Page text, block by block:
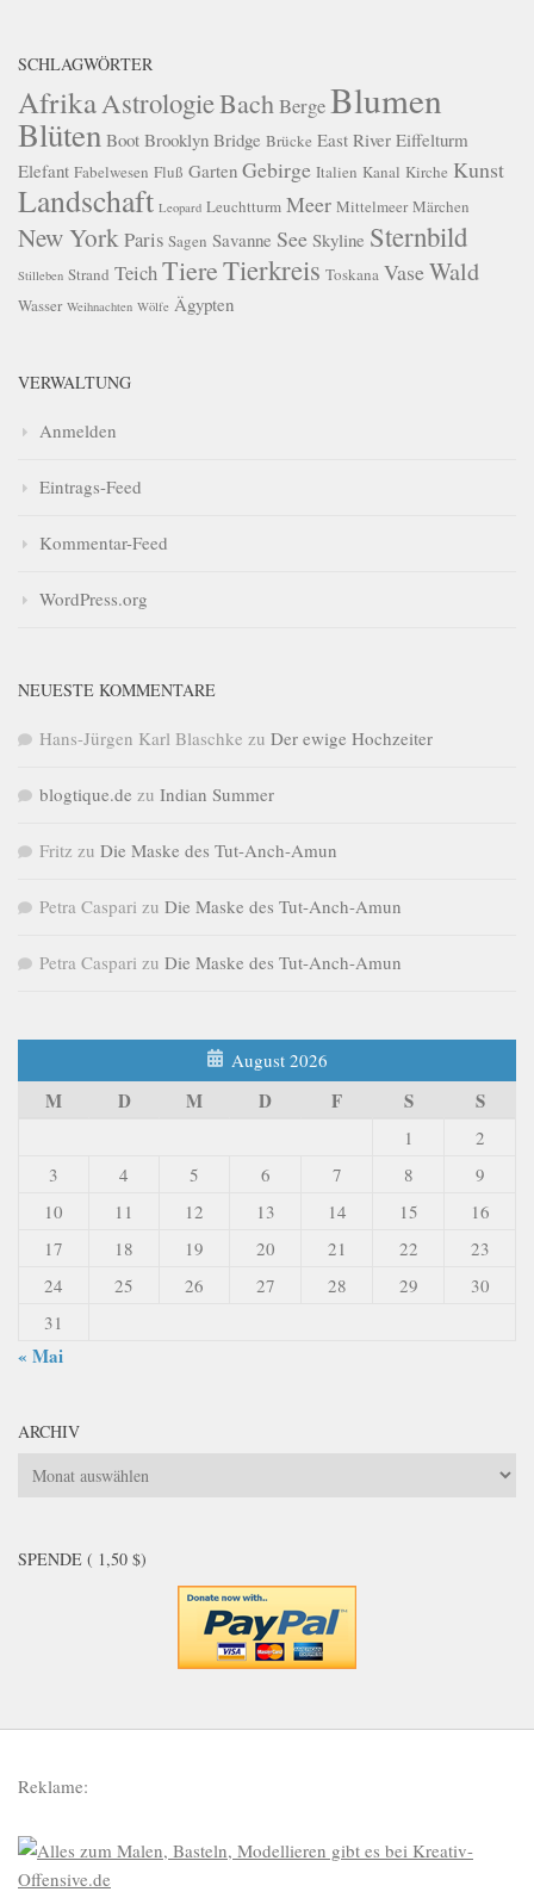
SCHLAGWÖRTER
Afrika AstrologieBachBergeBlumen
Blüten Boot Brooklyn Bridge Brücke East River Eiffelturm
Elefant Fabelwesen Fluß Garten Gebirge Italien Kanal Kirche Kunst
Landschaft Leopard Leuchtturm Meer Mittelmeer Märchen
New YorkParis Sagen Savanne See Skyline Sternbild
Stilleben Strand TeichTiereTierkreis Toskana VaseWald
Wasser Weihnachten Wölfe Ägypten
VERWALTUNG
Anmelden
Eintrags-Feed
Kommentar-Feed
WordPress.org
NEUESTE KOMMENTARE
Hans-Jürgen Karl Blaschke zu Der ewige Hochzeiter
blogtique.de zu Indian Summer
Fritz zu Die Maske des Tut-Anch-Amun
Petra Caspari zu Die Maske des Tut-Anch-Amun
Petra Caspari zu Die Maske des Tut-Anch-Amun
August 2026
M D M D F S S
1
2
3
4 5 6 7 8
9
10
11 12 13 14 15
16
17
18 19 20 21 22
23
24
25 26 27 28 29
30
31
« Mai
ARCHIV
Archiv
SPENDE ( 1,50 $)
Reklame: